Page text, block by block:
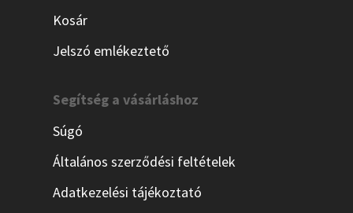
Kosár
Jelszó emlékeztető
Segítség a vásárláshoz
Súgó
Általános szerződési feltételek
Adatkezelési tájékoztató